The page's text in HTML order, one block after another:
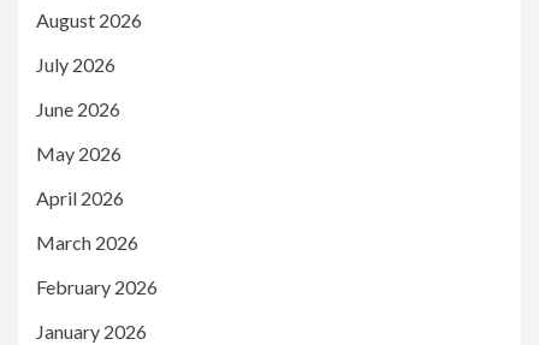
August 2026
July 2026
June 2026
May 2026
April 2026
March 2026
February 2026
January 2026